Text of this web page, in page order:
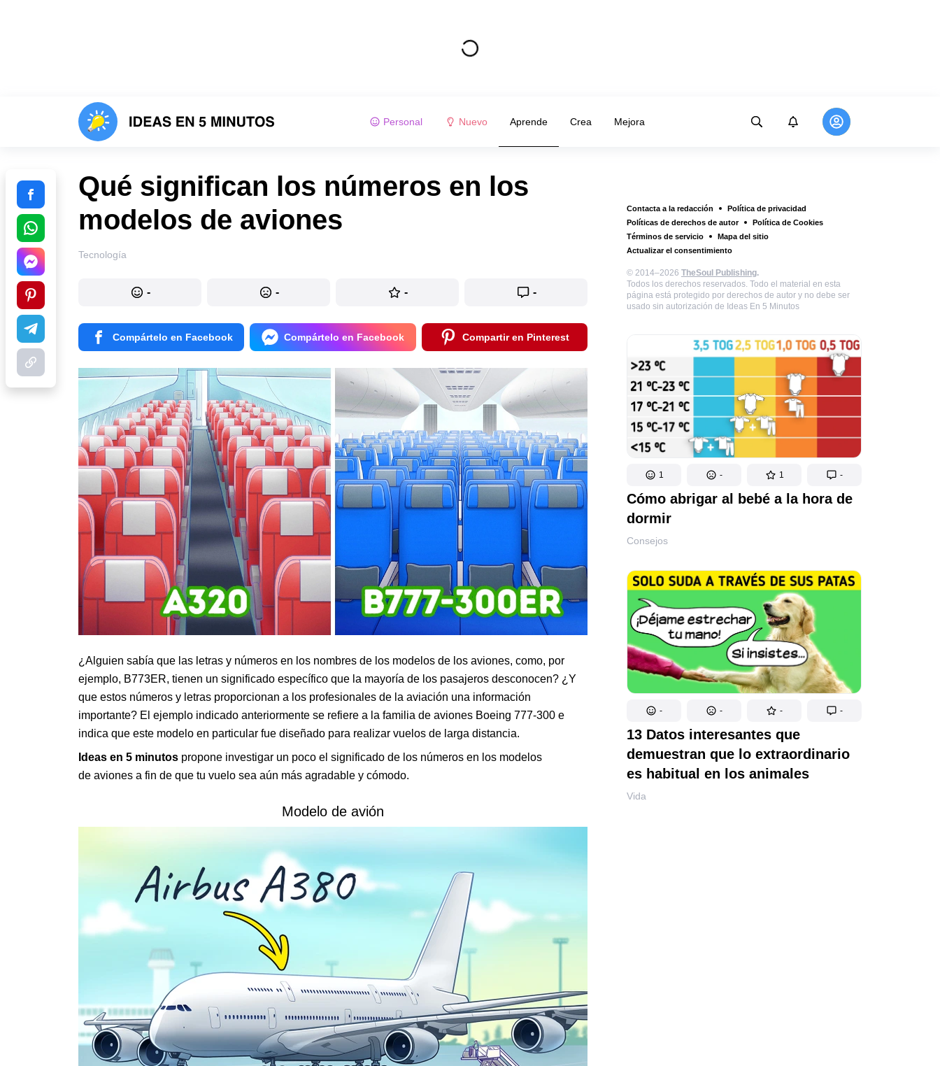
Personal Nuevo Aprende Crea Mejora
Contacta a la redacción
Política de privacidad
Políticas de derechos de autor
Política de Cookies
Términos de servicio
Mapa del sitio
Actualizar el consentimiento
© 2014–2026 TheSoul Publishing.
Todos los derechos reservados. Todo el material en esta
página está protegido por derechos de autor y no debe ser
usado sin autorización de Ideas En 5 Minutos
1 - 1 -
Cómo abrigar al bebé a la hora de
dormir
Consejos
- - - -
13 Datos interesantes que
demuestran que lo extraordinario
es habitual en los animales
Vida
Qué significan los números en los
modelos de aviones
Tecnología
- - - -
Compártelo en Facebook Compártelo en Facebook Compartir en Pinterest
¿Alguien sabía que las letras y números en los nombres de los modelos de los aviones, como, por
ejemplo, B773ER, tienen un significado específico que la mayoría de los pasajeros desconocen? ¿Y
que estos números y letras proporcionan a los profesionales de la aviación una información
importante? El ejemplo indicado anteriormente se refiere a la familia de aviones Boeing 777-300 e
indica que este modelo en particular fue diseñado para realizar vuelos de larga distancia.
Ideas en 5 minutos propone investigar un poco el significado de los números en los modelos
de aviones a fin de que tu vuelo sea aún más agradable y cómodo.
Modelo de avión